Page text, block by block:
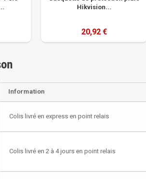
Hikvision...
20,92 €
Information
Colis livré en express en point relais
Colis livré en 2 à 4 jours en point relais